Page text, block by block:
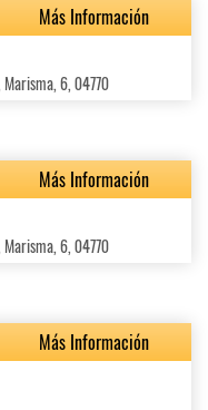
Más Información
6, 04770
Más Información
6, 04770
Más Información